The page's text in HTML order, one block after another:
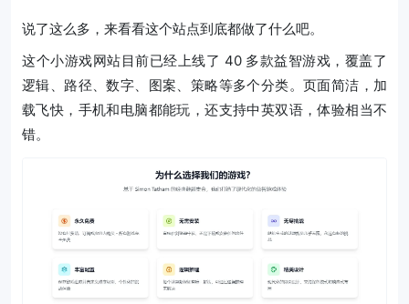
说了这么多，来看看这个站点到底都做了什么吧。
这个小游戏网站目前已经上线了 40 多款益智游戏，覆盖了
逻辑、路径、数字、图案、策略等多个分类。页面简洁，加
载飞快，手机和电脑都能玩，还支持中英双语，体验相当不
错。